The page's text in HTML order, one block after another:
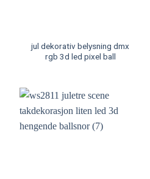
jul dekorativ belysning dmx
rgb 3d led pixel ball